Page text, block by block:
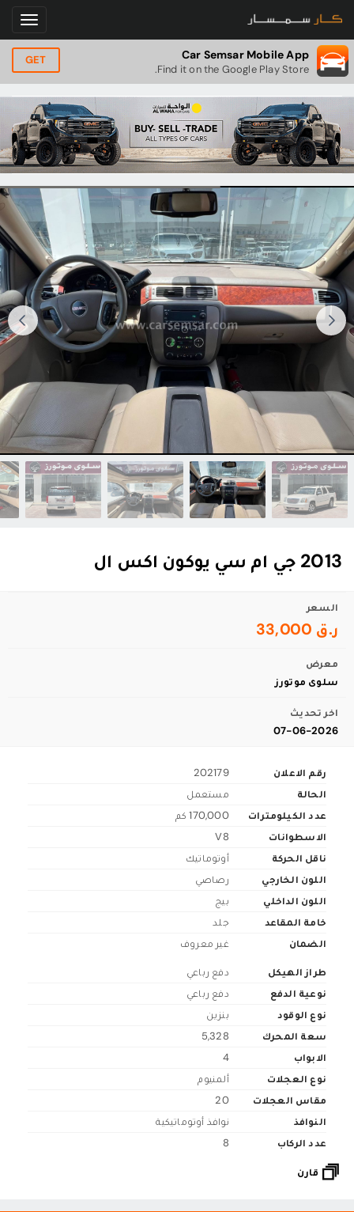
Car Semsar Mobile App
Find it on the Google Play Store.
GET
2013 جي ام سي يوكون اكس ال
السعر
ر.ق 33,000
معرض
سلوى موتورز
اخر تحديث
07-06-2026
رقم الاعلان
202179
الحالة
مستعمل
عدد الكيلومترات
170,000 كم
الاسطوانات
V8
ناقل الحركة
أوتوماتيك
اللون الخارجي
رصاصي
اللون الداخلي
بيج
خامة المقاعد
جلد
الضمان
غير معروف
طراز الهيكل
دفع رباعي
نوعية الدفع
دفع رباعي
نوع الوقود
بنزين
سعة المحرك
5,328
الابواب
4
نوع العجلات
ألمنيوم
مقاس العجلات
20
النوافذ
نوافذ أوتوماتيكية
عدد الركاب
8
قارن